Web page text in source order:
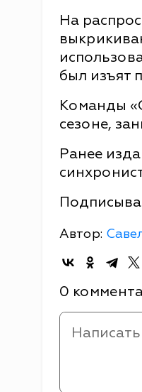
На
был изъят
Команды
сезоне,
Ранее
Автор:
0